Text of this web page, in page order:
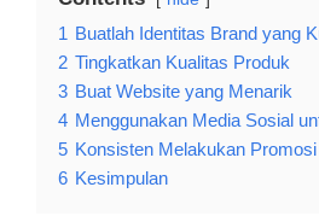
1 Buatlah Identitas Brand yang
2 Tingkatkan Kualitas Produk
3 Buat Website yang Menarik
4 Menggunakan Media Sosial
5 Konsisten Melakukan Promosi
6 Kesimpulan